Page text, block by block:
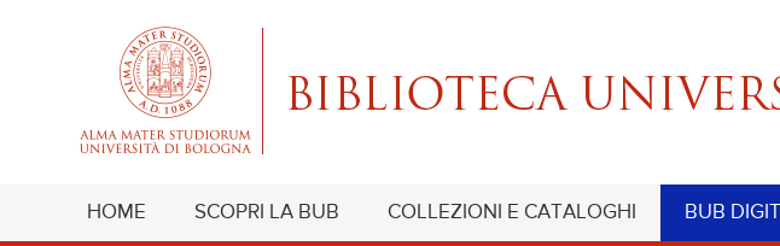
HOME SCOPRI LA BUB COLLEZIONI E CATALOGHI BUB